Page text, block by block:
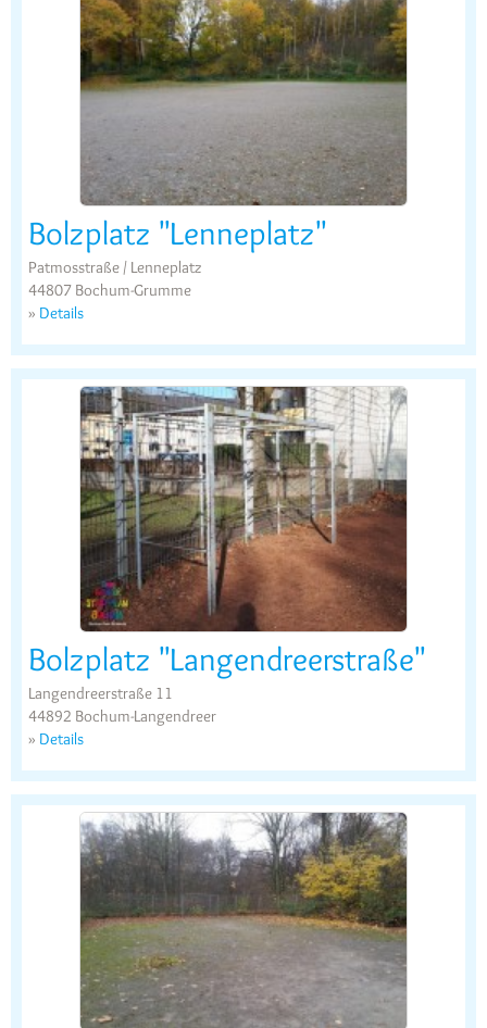
Bolzplatz "Lenneplatz"
Patmosstraße / Lenneplatz
44807 Bochum-Grumme
» Details
Bolzplatz "Langendreerstraße"
Langendreerstraße 11
44892 Bochum-Langendreer
» Details